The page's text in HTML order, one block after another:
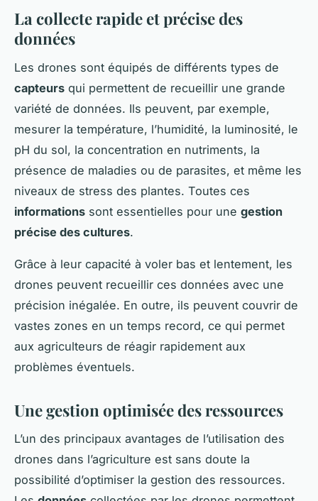
La collecte rapide et précise des
données
Les drones sont équipés de différents types de
capteurs qui permettent de recueillir une grande
variété de données. Ils peuvent, par exemple,
mesurer la température, l’humidité, la luminosité, le
pH du sol, la concentration en nutriments, la
présence de maladies ou de parasites, et même les
niveaux de stress des plantes. Toutes ces
informations sont essentielles pour une gestion
précise des cultures.
Grâce à leur capacité à voler bas et lentement, les
drones peuvent recueillir ces données avec une
précision inégalée. En outre, ils peuvent couvrir de
vastes zones en un temps record, ce qui permet
aux agriculteurs de réagir rapidement aux
problèmes éventuels.
Une gestion optimisée des ressources
L’un des principaux avantages de l’utilisation des
drones dans l’agriculture est sans doute la
possibilité d’optimiser la gestion des ressources.